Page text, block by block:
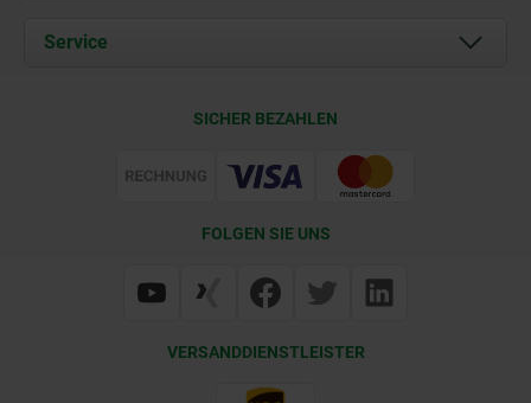
Karriere
Dokumente
Service
Web Support
SICHER BEZAHLEN
FOLGEN SIE UNS
VERSANDDIENSTLEISTER